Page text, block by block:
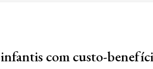
com custo-